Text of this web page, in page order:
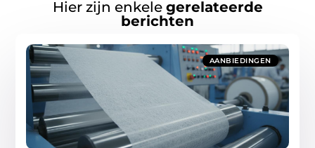
Hier zijn enkele gerelateerde
berichten
AANBIEDINGEN